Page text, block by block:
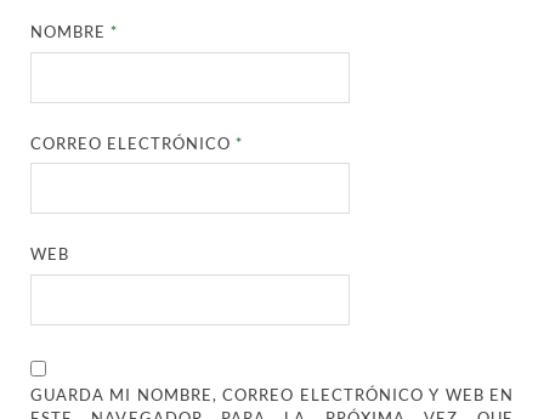
NOMBRE*
CORREO ELECTRÓNICO*
WEB
GUARDA MI NOMBRE, CORREO ELECTRÓNICO Y WEB EN